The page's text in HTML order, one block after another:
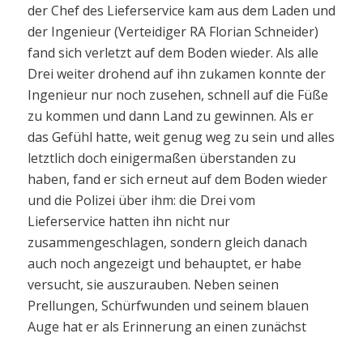
der Chef des Lieferservice kam aus dem Laden und
der Ingenieur (Verteidiger RA Florian Schneider)
fand sich verletzt auf dem Boden wieder. Als alle
Drei weiter drohend auf ihn zukamen konnte der
Ingenieur nur noch zusehen, schnell auf die Füße
zu kommen und dann Land zu gewinnen. Als er
das Gefühl hatte, weit genug weg zu sein und alles
letztlich doch einigermaßen überstanden zu
haben, fand er sich erneut auf dem Boden wieder
und die Polizei über ihm: die Drei vom
Lieferservice hatten ihn nicht nur
zusammengeschlagen, sondern gleich danach
auch noch angezeigt und behauptet, er habe
versucht, sie auszurauben. Neben seinen
Prellungen, Schürfwunden und seinem blauen
Auge hat er als Erinnerung an einen zunächst